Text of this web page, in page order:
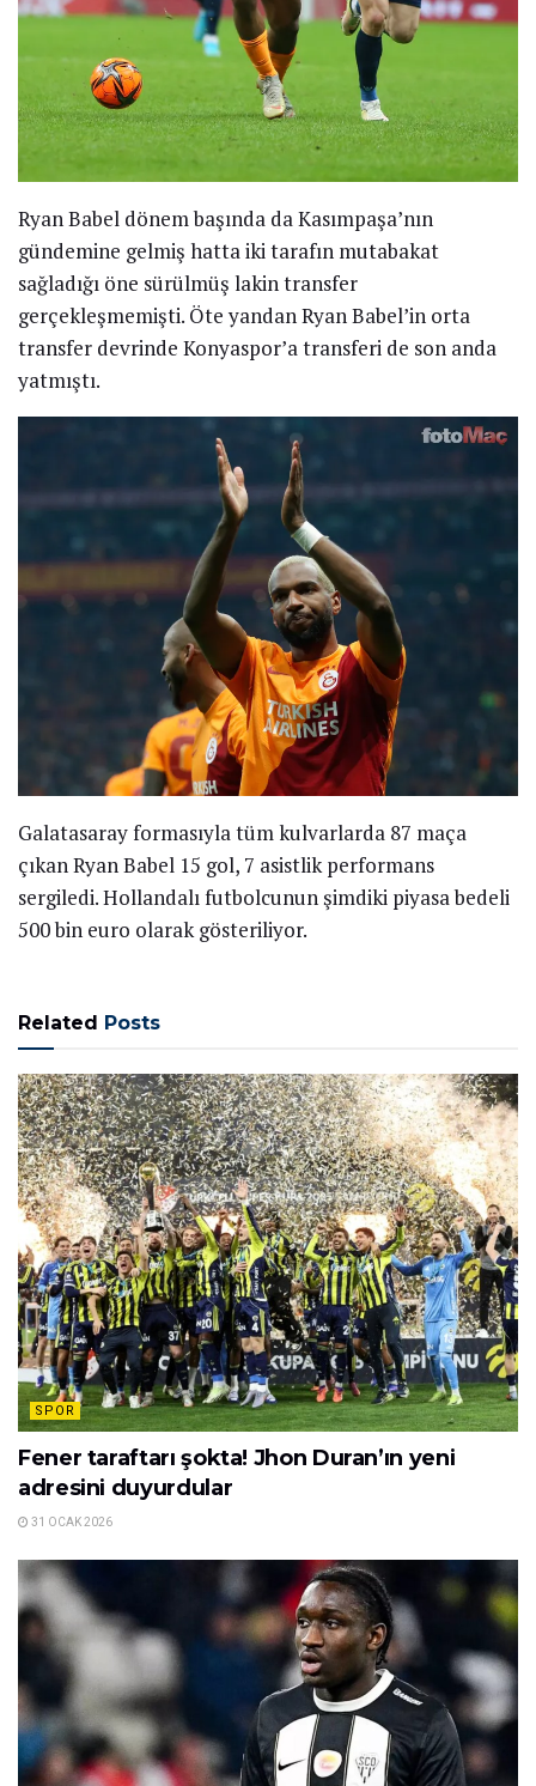
Ryan Babel dönem başında da Kasımpaşa’nın
gündemine gelmiş hatta iki tarafın mutabakat
sağladığı öne sürülmüş lakin transfer
gerçekleşmemişti. Öte yandan Ryan Babel’in orta
transfer devrinde Konyaspor’a transferi de son anda
yatmıştı.
Galatasaray formasıyla tüm kulvarlarda 87 maça
çıkan Ryan Babel 15 gol, 7 asistlik performans
sergiledi. Hollandalı futbolcunun şimdiki piyasa bedeli
500 bin euro olarak gösteriliyor.
Related Posts
SPOR
Fener taraftarı şokta! Jhon Duran’ın yeni
adresini duyurdular
31 OCAK 2026